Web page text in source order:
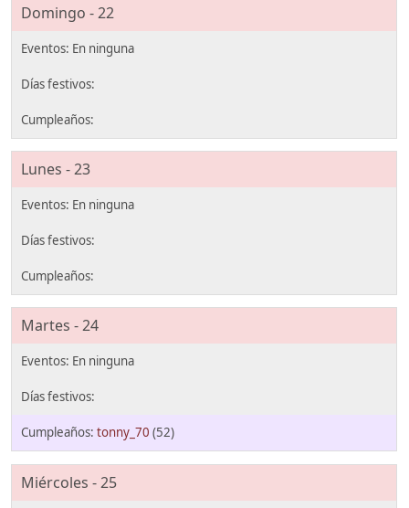
Domingo - 22
Lunes - 23
Martes - 24
tonny_70 (52)
Miércoles - 25